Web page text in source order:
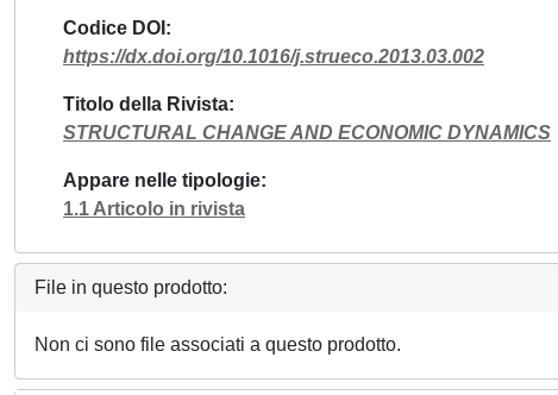
Codice DOI
https://dx.doi.org/10.1016/j.strueco.2013.03.002
Titolo della Rivista
STRUCTURAL CHANGE AND ECONOMIC DYNAMICS
Appare nelle tipologie
1.1 Articolo in rivista
File in questo prodotto:
Non ci sono file associati a questo prodotto.